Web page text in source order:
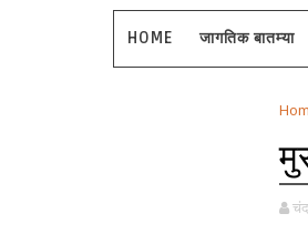
HOME जागतिक बातम्या